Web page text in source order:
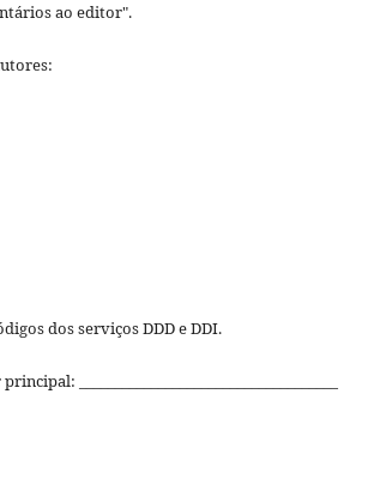
ao editor".
dos serviços DDD e DDI.
____________________________________